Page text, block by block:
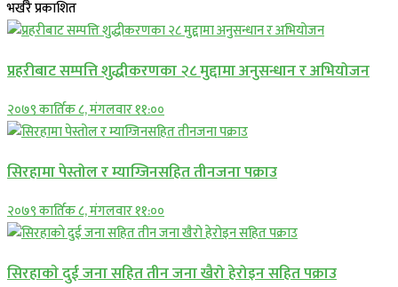
भर्खरै प्रकाशित
प्रहरीबाट सम्पत्ति शुद्धीकरणका २८ मुद्दामा अनुसन्धान र अभियोजन
२०७९ कार्तिक ८, मंगलवार ११:००
सिरहामा पेस्तोल र म्याग्जिनसहित तीनजना पक्राउ
२०७९ कार्तिक ८, मंगलवार ११:००
सिरहाकाे दुई जना सहित तीन जना खैरो हेरोइन सहित पक्राउ